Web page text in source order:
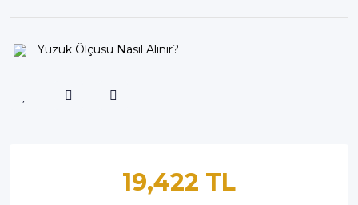
Yüzük Ölçüsü Nasıl Alınır?
19,422 TL